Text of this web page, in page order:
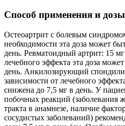
Способ применения и дозы
Остеоартрит с болевым
необходимости эта доза может
день. Ревматоидный артрит: 15
лечебного эффекта эта доза
день. Анкилозирующий
зависимости от лечебного
снижена до 7,5 мг в день. У
побочных реакций (заболевания
тракта в анамнезе, наличие
сосудистых заболеваний)